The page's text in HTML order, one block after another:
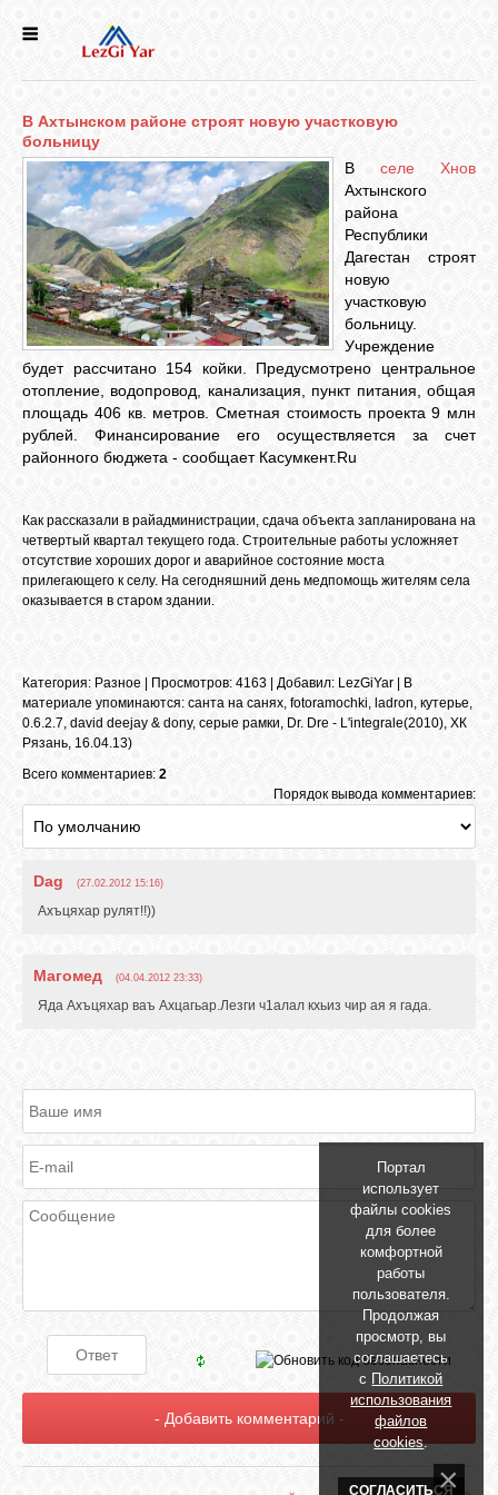
СЕЛА
ИСТОРИЯ
КУЛЬТУРА
ГОЛОС
НАРОДЫ
ФОРУМ
О САЙТЕ
ФОТО
ВИДЕО
ВОПРОСЫ /
ОТВЕТЫ
КОНТАКТЫ
В Ахтынском районе строят новую участковую
больницу
В селе Хнов
Ахтынского
района
Республики
Дагестан строят
новую
участковую
больницу.
Учреждение
будет рассчитано 154 койки. Предусмотрено центральное
отопление, водопровод, канализация, пункт питания, общая
площадь 406 кв. метров. Сметная стоимость проекта 9 млн
рублей. Финансирование его осуществляется за счет
районного бюджета - сообщает Касумкент.Ru
Как рассказали в райадминистрации, сдача объекта запланирована на
четвертый квартал текущего года. Строительные работы усложняет
отсутствие хороших дорог и аварийное состояние моста
прилегающего к селу. На сегодняшний день медпомощь жителям села
оказывается в старом здании.
Категория: Разное Просмотров: 4163 | Добавил: LezGiYar
В
материале упоминаются: санта на санях, fotoramochki, ladron, кутерье,
0.6.2.7, david deejay & dony, серые рамки, Dr. Dre - L'integrale(2010), ХК
Рязань, 16.04.13)
Всего комментариев: 2
Порядок вывода комментариев:
Dag (27.02.2012 15:16)
Ахъцяхар рулят!!))
Магомед (04.04.2012 23:33)
Яда Ахъцяхар ваъ Ахцагьар.Лезги ч1алал кхьиз чир ая я гада.
Портал
использует
файлы cookies
для более
комфортной
работы
пользователя.
Продолжая
просмотр, вы
соглашаетесь
с Политикой
использования
файлов
cookies.
СОГЛАСИТЬСЯ